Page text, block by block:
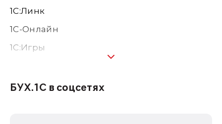
1С:Линк
1С-Онлайн
1C:Игры
1С:Консалтинг
БУХ.1С в соцсетях